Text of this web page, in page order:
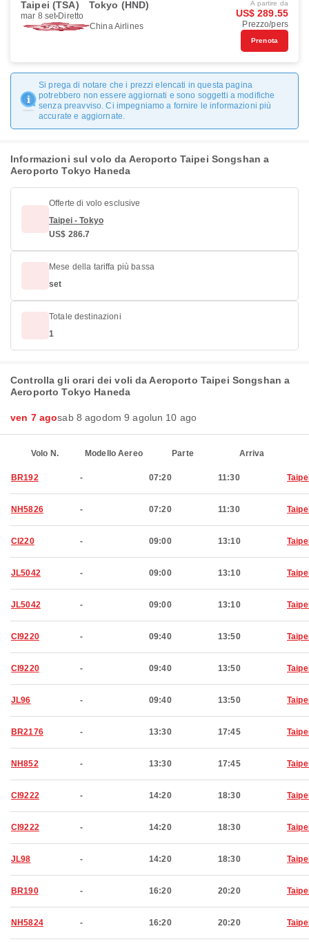
Taipei (TSA) Tokyo (HND)
mar 8 set Diretto
China Airlines
A partire da
US$ 289.55
Prezzo/pers
Prenota
Si prega di notare che i prezzi elencati in questa pagina
potrebbero non essere aggiornati e sono soggetti a modifiche
senza preavviso. Ci impegniamo a fornire le informazioni più
accurate e aggiornate.
Informazioni sul volo da Aeroporto Taipei Songshan a
Aeroporto Tokyo Haneda
Offerte di volo esclusive
Taipei - Tokyo
US$ 286.7
Mese della tariffa più bassa
set
Totale destinazioni
1
Controlla gli orari dei voli da Aeroporto Taipei Songshan a
Aeroporto Tokyo Haneda
ven 7 agosab 8 agodom 9 agolun 10 ago
Volo N. Modello Aereo Parte Arriva
BR192 - 07:20 11:30
NH5826 - 07:20 11:30
CI220 - 09:00 13:10
JL5042 - 09:00 13:10
JL5042 - 09:00 13:10
CI9220 - 09:40 13:50
CI9220 - 09:40 13:50
JL96 - 09:40 13:50
BR2176 - 13:30 17:45
NH852 - 13:30 17:45
CI9222 - 14:20 18:30
CI9222 - 14:20 18:30
JL98 - 14:20 18:30
BR190 - 16:20 20:20
NH5824 - 16:20 20:20